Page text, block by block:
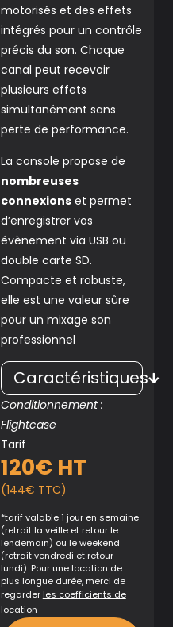
motorisés et des effets
intégrés pour un contrôle
précis du son. Chaque
canal peut recevoir
plusieurs effets
simultanément sans
perte de performance.
La console propose de
nombreuses
connexionset permet
d’enregistrer vos
évènement via USB ou
double carte SD.
Compacte et robuste,
elle est une valeur sûre
pour un mixage son
professionnel
Caractéristiques
Conditionnement :
Flightcase
Tarif
120€ HT
(144€ TTC)
*tarif valable 1 jour en semaine
(retrait la veille et retour le
lendemain) ou le weekend
(retrait vendredi et retour
lundi). Pour une location de
plus longue durée, merci de
regarder les coefficients de
location